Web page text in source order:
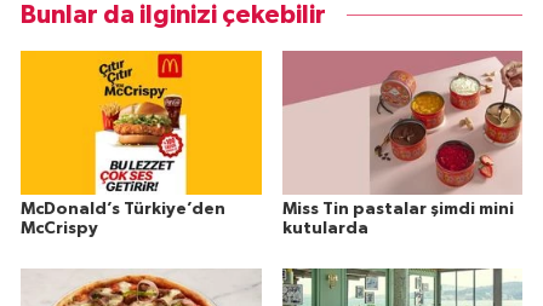
Bunlar da ilginizi çekebilir
McDonald’s Türkiye’den
McCrispy
Miss Tin pastalar şimdi mini
kutularda